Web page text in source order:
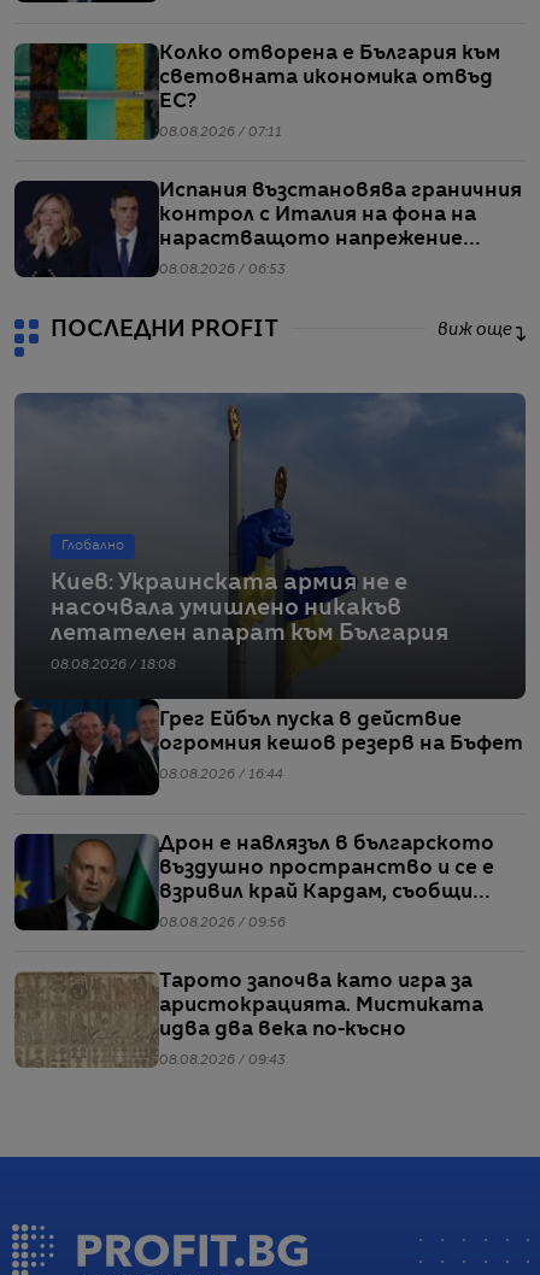
Колко отворена е България към
световната икономика отвъд
ЕС?
08.08.2026 / 07:11
Испания възстановява граничния
контрол с Италия на фона на
нарастващото напрежение
заради мигрантите
08.08.2026 / 06:53
ПОСЛЕДНИ PROFIT виж още
Глобално
Киев: Украинската армия не е
насочвала умишлено никакъв
летателен апарат към България
08.08.2026 / 18:08
Грег Ейбъл пуска в действие
огромния кешов резерв на Бъфет
08.08.2026 / 16:44
Дрон е навлязъл в българското
въздушно пространство и се е
взривил край Кардам, съобщи
Радев
08.08.2026 / 09:56
Тарото започва като игра за
аристокрацията. Мистиката
идва два века по-късно
08.08.2026 / 09:43